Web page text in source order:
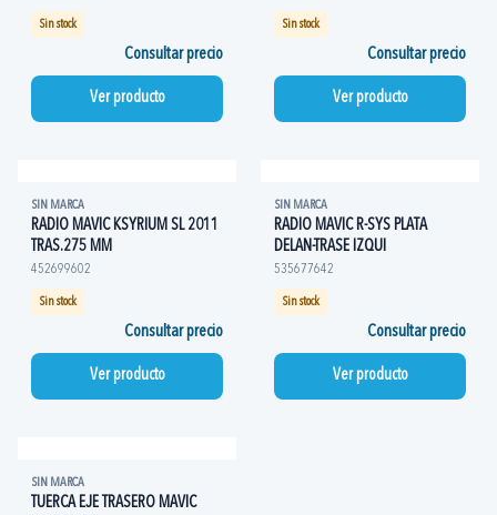
Sin stock
Consultar precio
Ver producto
Sin stock
Consultar precio
Ver producto
SIN MARCA
RADIO MAVIC KSYRIUM SL 2011
TRAS.275 MM
452699602
Sin stock
Consultar precio
Ver producto
SIN MARCA
RADIO MAVIC R-SYS PLATA
DELAN-TRASE IZQUI
535677642
Sin stock
Consultar precio
Ver producto
SIN MARCA
TUERCA EJE TRASERO MAVIC